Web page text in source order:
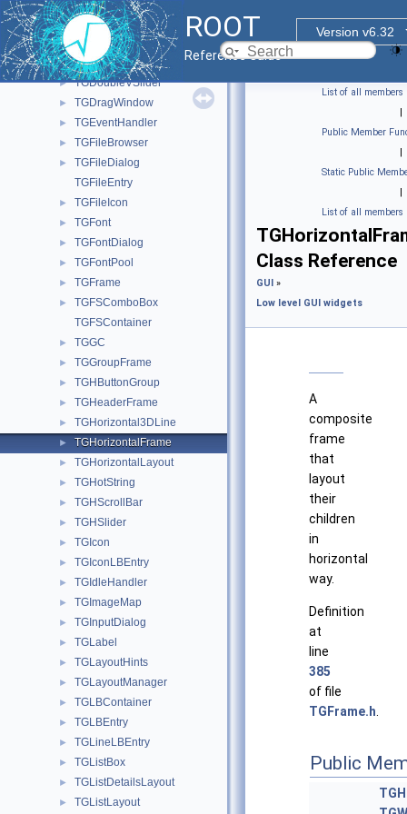
ROOT
Version v6.32
Reference Guide
► TGContainer
► TGDockableFrame
► TGDoubleHSlider
► TGDoubleSlider
► TGDoubleVSlider
► TGDragWindow
► TGEventHandler
► TGFileBrowser
►
TGFileDialog
TGFileEntry
► TGFileIcon
► TGFont
► TGFontDialog
► TGFontPool
► TGFrame
►
TGFSComboBox
TGFSContainer
► TGGC
► TGGroupFrame
► TGHButtonGroup
► TGHeaderFrame
► TGHorizontal3DLine
► TGHorizontalFrame
► TGHorizontalLayout
► TGHotString
► TGHScrollBar
► TGHSlider
► TGIcon
► TGIconLBEntry
► TGIdleHandler
► TGImageMap
► TGInputDialog
► TGLabel
► TGLayoutHints
► TGLayoutManager
► TGLBContainer
► TGLBEntry
► TGLineLBEntry
► TGListBox
► TGListDetailsLayout
► TGListLayout
List of all members
|
Public Member
|
Static Public
|
List of all members
Class Reference
GUI »
Low level GUI widgets
A
composite
frame
that
layout
their
children
in
horizontal
way.
Definition
at
line
385
of file
TGFrame.h
Public